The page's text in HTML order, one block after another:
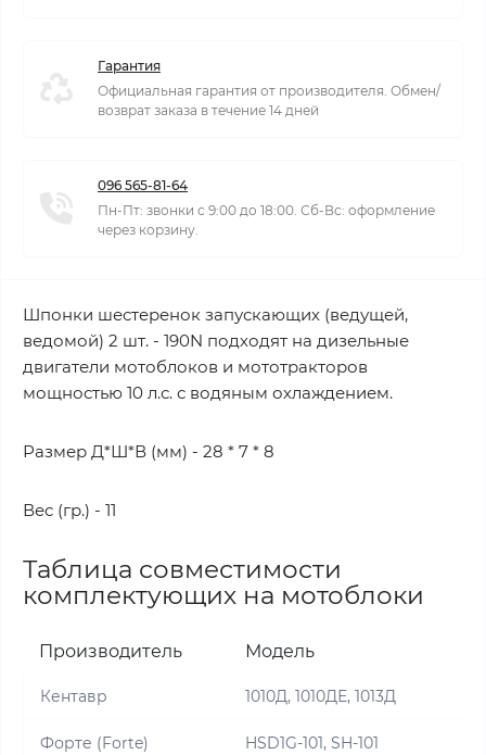
Гарантия
Официальная гарантия от производителя. Обмен/
возврат заказа в течение 14 дней
096 565-81-64
Пн-Пт: звонки с 9:00 до 18:00. Сб-Вс: оформление
через корзину.
Шпонки шестеренок запускающих (ведущей,
ведомой) 2 шт. - 190N подходят на дизельные
двигатели мотоблоков и мототракторов
мощностью 10 л.с. с водяным охлаждением.
Размер Д*Ш*В (мм) - 28 * 7 * 8
Вес (гр.) - 11
Таблица совместимости
комплектующих на мотоблоки
Производитель Модель
Кентавр 1010Д, 1010ДЕ, 1013Д
Форте (Forte) HSD1G-101, SH-101